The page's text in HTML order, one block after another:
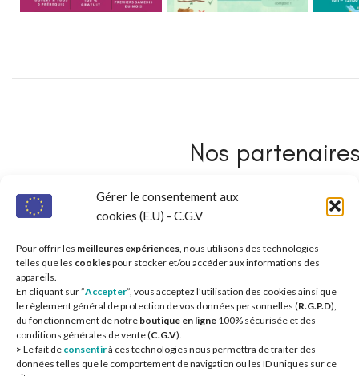
Gérer le consentement aux
cookies (E.U) - C.G.V
Pour offrir les meilleures expériences, nous utilisons des technologies
telles que les cookiespour stocker et/ou accéder aux informations des
appareils.
En cliquant sur ”Accepter”, vous acceptez l’utilisation des cookies ainsi que
le règlement général de protection de vos données personnelles (R.G.P.D),
du fonctionnement de notre boutique en ligne 100% sécurisée et des
conditions générales de vente (C.G.V).
> Le fait de consentirà ces technologies nous permettra de traiter des
données telles que le comportement de navigation ou les ID uniques sur ce
Nos